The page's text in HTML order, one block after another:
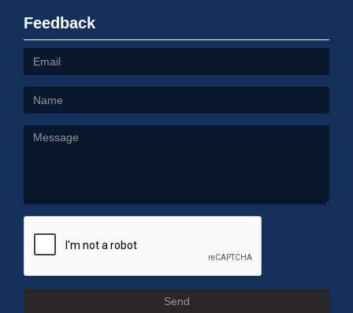
Feedback
Send